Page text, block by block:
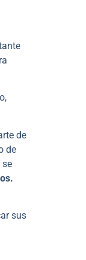
de
de
se
sus